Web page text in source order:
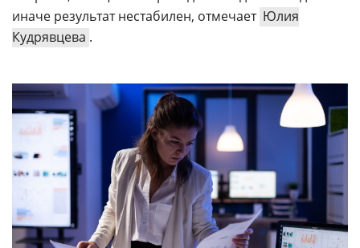
иначе результат нестабилен, отмечает Юлия
Кудрявцева .